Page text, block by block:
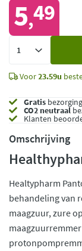
5,49
Voor23.59u
Gratis
CO2 neutraal
Klanten
Omschrijving
Healtypharm
behandeling van
maagzuur, zure